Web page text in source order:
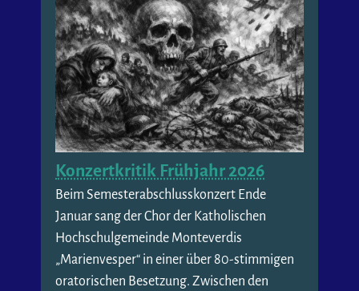
Konzertkritik Frühjahr 2026
Beim Semesterabschlusskonzert Ende
Januar sang der Chor der Katholischen
Hochschulgemeinde Monteverdis
„Marienvesper“ in einer über 80-stimmigen
oratorischen Besetzung. Zwischen den